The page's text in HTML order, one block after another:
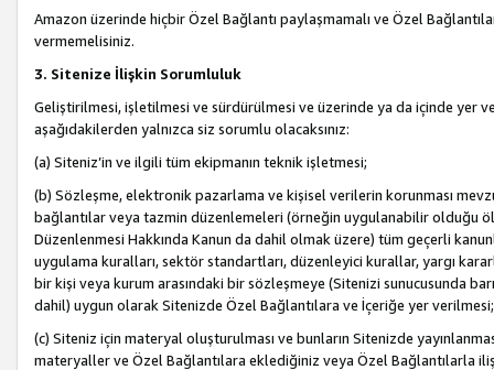
Amazon üzerinde hiçbir Özel Bağlantı paylaşmamalı ve Özel
vermemelisiniz.
3. Sitenize İlişkin Sorumluluk
Geliştirilmesi, işletilmesi ve sürdürülmesi ve üzerinde ya da içinde yer
aşağıdakilerden yalnızca siz sorumlu olacaksınız:
(a) Siteniz’in ve ilgili tüm ekipmanın teknik işletmesi;
(b) Sözleşme, elektronik pazarlama ve kişisel verilerin korunması
bağlantılar veya tazmin düzenlemeleri (örneğin uygulanabilir olduğu
Düzenlenmesi Hakkında Kanun da dahil olmak üzere) tüm geçerli
uygulama kuralları, sektör standartları, düzenleyici kurallar, yargı
bir kişi veya kurum arasındaki bir sözleşmeye (Sitenizi sunucusunda
dahil) uygun olarak Sitenizde Özel Bağlantılara ve İçeriğe yer verilmesi;
(c) Siteniz için materyal oluşturulması ve bunların Sitenizde
materyaller ve Özel Bağlantılara eklediğiniz veya Özel Bağlantılarla